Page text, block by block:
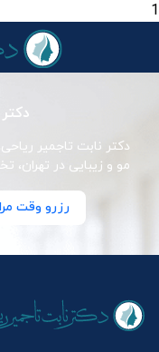
1
دکتر نابت تاجمیر
مو و زیبایی در
رزرو وقت